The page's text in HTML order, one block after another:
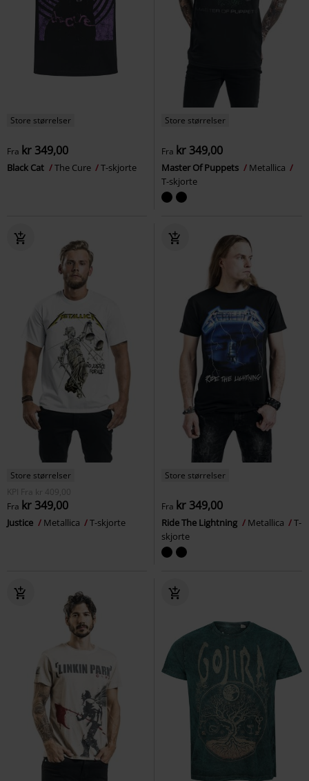
Store størrelser
Fra kr 349,00
Black Cat The Cure T-skjorte
Store størrelser
Fra kr 349,00
Master Of Puppets
Metallica
T-skjorte
Store størrelser
KPI
Fra kr 409,00
Fra kr 349,00
Justice Metallica T-skjorte
Store størrelser
Fra kr 349,00
Ride The Lightning Metallica
T-
skjorte